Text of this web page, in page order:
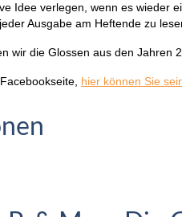
Idee verlegen, wenn es wieder
Ausgabe am Heftende zu
wir die Glossen aus den
hier können Sie